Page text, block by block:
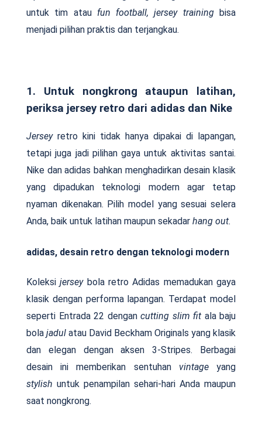
untuk tim atau fun football, jersey trainingbisa
menjadi pilihan praktis dan terjangkau.
1. Untuk nongkrong ataupun latihan,
periksa jersey retro dari adidas dan Nike
Jerseyretro kini tidak hanya dipakai di lapangan,
tetapi juga jadi pilihan gaya untuk aktivitas santai.
Nike dan adidas bahkan menghadirkan desain klasik
yang dipadukan teknologi modern agar tetap
nyaman dikenakan. Pilih model yang sesuai selera
Anda, baik untuk latihan maupun sekadar hang out.
adidas, desain retro dengan teknologi modern
Koleksijerseybola retro Adidas memadukan gaya
klasik dengan performa lapangan. Terdapat model
seperti Entrada 22 dengan cutting slim fit ala baju
bola jadul atau David Beckham Originals yang klasik
dan elegan dengan aksen 3-Stripes. Berbagai
desain ini memberikan sentuhan vintageyang
stylish untuk penampilan sehari-hari Anda maupun
saat nongkrong.